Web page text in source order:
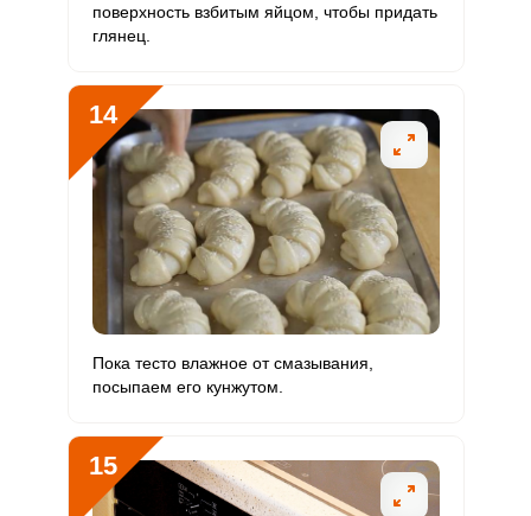
поверхность взбитым яйцом, чтобы придать
глянец.
14
Пока тесто влажное от смазывания,
посыпаем его кунжутом.
15